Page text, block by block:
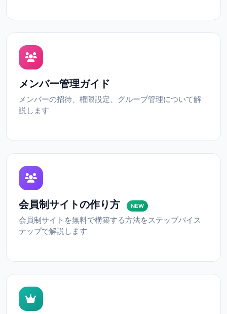
メンバー管理ガイド
メンバーの招待、権限設定、グループ管理について解
説します
会員制サイトの作り方 NEW
会員制サイトを無料で構築する方法をステップバイス
テップで解説します